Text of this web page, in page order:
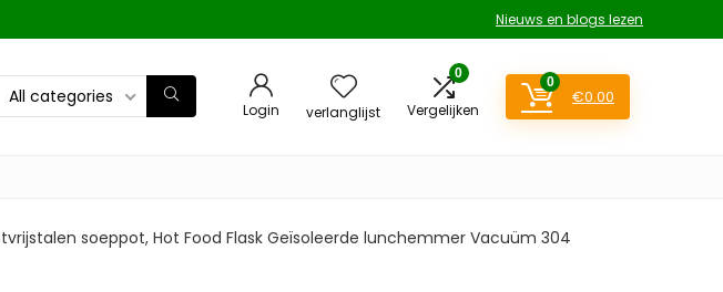
Nieuws en blogs lezen
All categories
Login verlanglijst
0
Vergelijken
0
€0.00
soeppot, Hot Food Flask Geïsoleerde lunchemmer Vacuüm 304